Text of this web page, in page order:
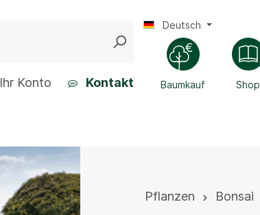
Ihr Konto Kontakt Baumkauf Shop
Deutsch
Pflanzen Bonsai